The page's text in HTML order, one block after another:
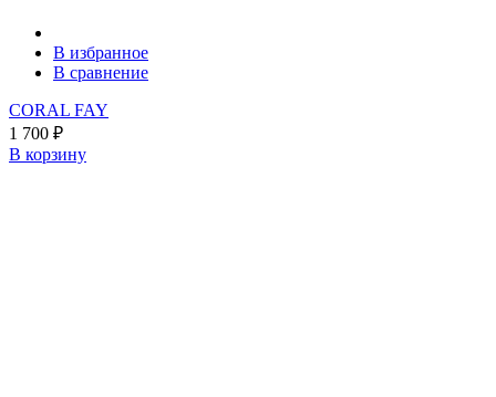
В избранное
В сравнение
CORAL FAY
1 700 ₽
В корзину